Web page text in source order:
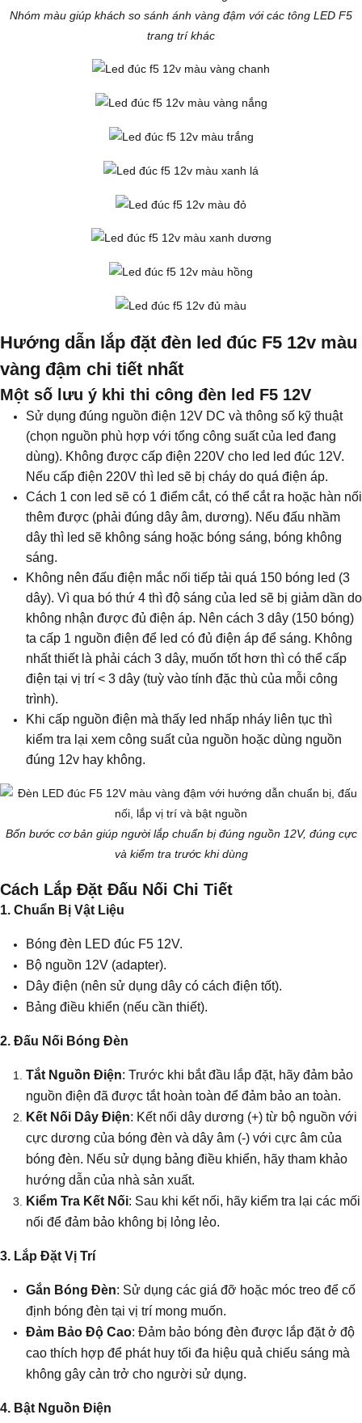
Nhóm màu giúp khách so sánh ánh vàng đậm với các tông LED F5
trang trí khác
Hướng dẫn lắp đặt đèn led đúc F5 12v màu
vàng đậm chi tiết nhất
Một số lưu ý khi thi công đèn led F5 12V
Sử dụng đúng nguồn điện 12V DC và thông số kỹ thuật
(chọn nguồn phù hợp với tổng công suất của led đang
dùng). Không được cấp điện 220V cho led led đúc 12V.
Nếu cấp điện 220V thì led sẽ bị cháy do quá điện áp.
Cách 1 con led sẽ có 1 điểm cắt, có thể cắt ra hoặc hàn nối
thêm được (phải đúng dây âm, dương). Nếu đấu nhầm
dây thì led sẽ không sáng hoặc bóng sáng, bóng không
sáng.
Không nên đấu điện mắc nối tiếp tải quá 150 bóng led (3
dây). Vì qua bó thứ 4 thì độ sáng của led sẽ bị giảm dần do
không nhận được đủ điện áp. Nên cách 3 dây (150 bóng)
ta cấp 1 nguồn điện để led có đủ điện áp để sáng. Không
nhất thiết là phải cách 3 dây, muốn tốt hơn thì có thể cấp
điện tại vị trí < 3 dây (tuỳ vào tính đặc thù của mỗi công
trình).
Khi cấp nguồn điện mà thấy led nhấp nháy liên tục thì
kiểm tra lại xem công suất của nguồn hoặc dùng nguồn
đúng 12v hay không.
Bốn bước cơ bản giúp người lắp chuẩn bị đúng nguồn 12V, đúng cực
và kiểm tra trước khi dùng
Cách Lắp Đặt Đấu Nối Chi Tiết
1. Chuẩn Bị Vật Liệu
Bóng đèn LED đúc F5 12V.
Bộ nguồn 12V (adapter).
Dây điện (nên sử dụng dây có cách điện tốt).
Bảng điều khiển (nếu cần thiết).
2. Đấu Nối Bóng Đèn
Tắt Nguồn Điện: Trước khi bắt đầu lắp đặt, hãy đảm bảo
nguồn điện đã được tắt hoàn toàn để đảm bảo an toàn.
Kết Nối Dây Điện: Kết nối dây dương (+) từ bộ nguồn với
cực dương của bóng đèn và dây âm (-) với cực âm của
bóng đèn. Nếu sử dụng bảng điều khiển, hãy tham khảo
hướng dẫn của nhà sản xuất.
Kiểm Tra Kết Nối: Sau khi kết nối, hãy kiểm tra lại các mối
nối để đảm bảo không bị lỏng lẻo.
3. Lắp Đặt Vị Trí
Gắn Bóng Đèn: Sử dụng các giá đỡ hoặc móc treo để cố
định bóng đèn tại vị trí mong muốn.
Đảm Bảo Độ Cao: Đảm bảo bóng đèn được lắp đặt ở độ
cao thích hợp để phát huy tối đa hiệu quả chiếu sáng mà
không gây cản trở cho người sử dụng.
4. Bật Nguồn Điện